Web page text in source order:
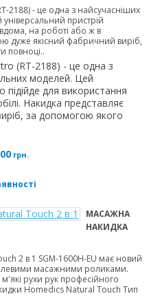
2188) - це одна з найсучасніших
пристрій
на роботі або ж в
дуже якісний фабричний виріб,
повноці..
(RT-2188) - це одна з
моделей. Цей
підійде для використання
Накидка представляє
за допомогою якого
грн.
МАСАЖНА
НАКИДКА
2 в 1 SGM-1600H-EU має новий
масажними роликами.
рухи рук професійного
Homedics Natural Touch Тип